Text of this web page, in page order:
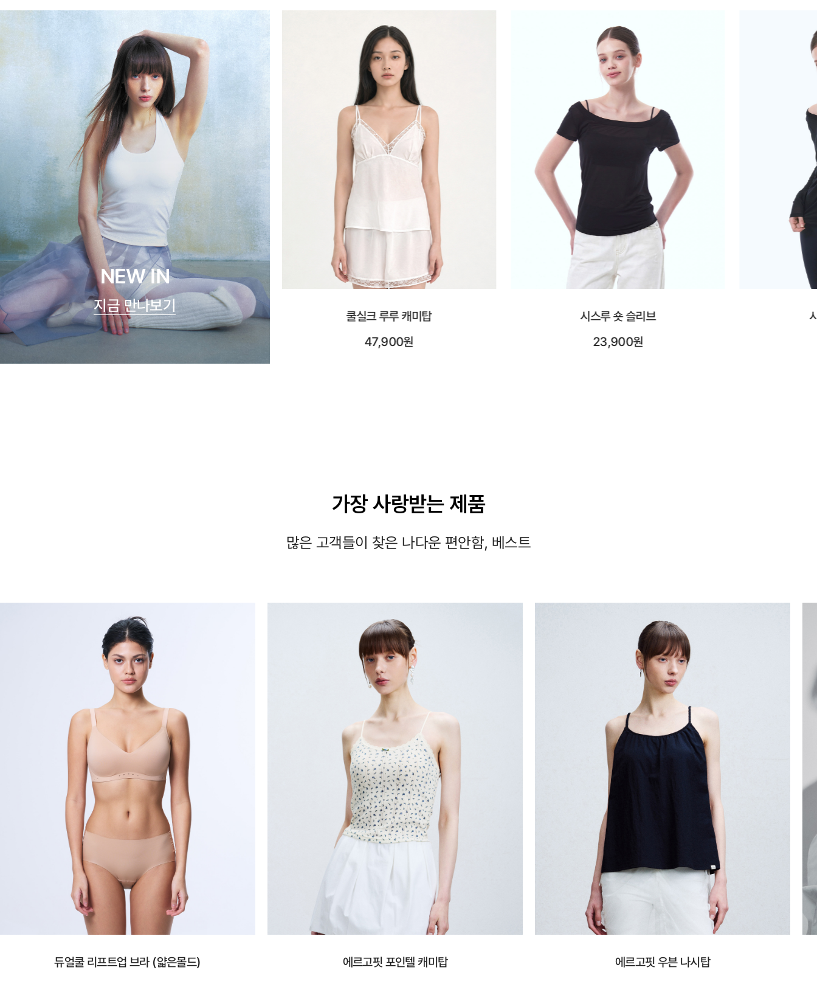
NEW IN
지금 만나보기
쿨실크 루루 캐미탑
시스루 숏 슬리브
23,900원
시스루 롱 슬리브
25,900원
시
가장 사랑받는 제품
많은 고객들이 찾은 나다운 편안함, 베스트
듀얼쿨 리프트업 브라 (얇은몰드) 에르고핏 포인텔 캐미탑 에르고핏 우븐 나시탑